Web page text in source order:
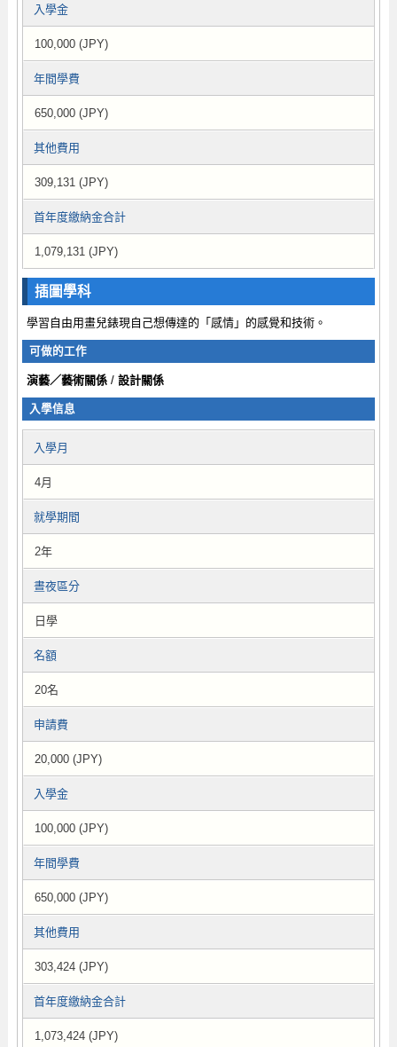
入學金
100,000 (JPY)
年間學費
650,000 (JPY)
其他費用
309,131 (JPY)
首年度繳納金合計
1,079,131 (JPY)
插圖學科
學習自由用畫兒錶現自己想傳達的「感情」的感覺和技術。
可做的工作
演藝／藝術關係/ 設計關係
入學信息
入學月
4月
就學期間
2年
晝夜區分
日學
名額
20名
申請費
20,000 (JPY)
入學金
100,000 (JPY)
年間學費
650,000 (JPY)
其他費用
303,424 (JPY)
首年度繳納金合計
1,073,424 (JPY)